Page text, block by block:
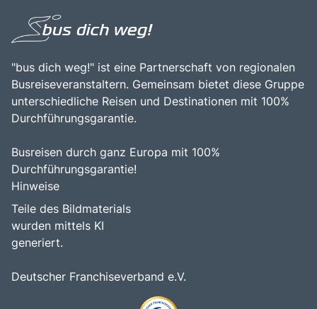
"bus dich weg!" ist eine Partnerschaft von regionalen
Busreiseveranstaltern. Gemeinsam bietet diese Gruppe
unterschiedliche Reisen und Destinationen mit 100%
Durchführungsgarantie.
Busreisen durch ganz Europa mit 100%
Durchführungsgarantie!
Hinweise
Teile des Bildmaterials
wurden mittels KI
generiert.
Deutscher Franchiseverband e.V.